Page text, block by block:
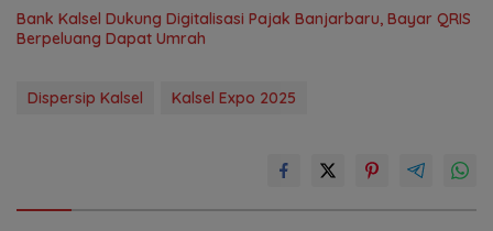
Bank Kalsel Dukung Digitalisasi Pajak Banjarbaru, Bayar QRIS
Berpeluang Dapat Umrah
Dispersip Kalsel Kalsel Expo 2025